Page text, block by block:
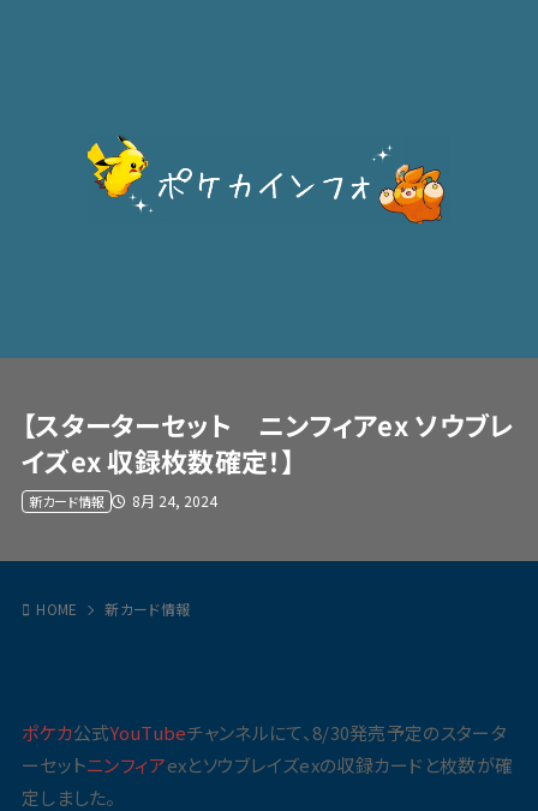
【スターターセット ニンフィアex ソウブレ
イズex 収録枚数確定！】
8月 24, 2024
新カード情報
HOME 新カード情報
ポケカ公式YouTubeチャンネルにて、8/30発売予定のスタータ
ーセットニンフィアexとソウブレイズexの収録カードと枚数が確
定しました。